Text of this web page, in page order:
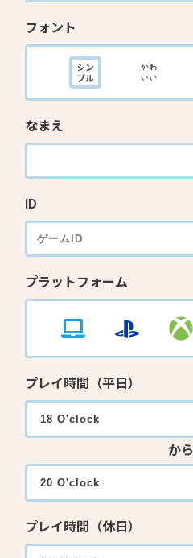
フォント
なまえ
ID
プラットフォーム
プレイ時間（平日）
から
プレイ時間（休日）